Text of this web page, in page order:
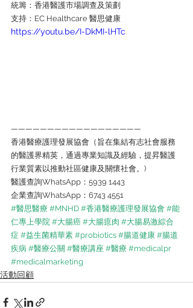
統籌：香港醫護市場調查及策劃
支持：EC Healthcare 醫思健康
https://youtu.be/I-DkMI-lHTc
——————————————————
香港醫療護理發展協會（旨在集結有志社會服務
的醫護界精英，通過專業知識及經驗，提昇醫護
行業質素以推動社區健康及關懷社會。)
醫護查詢WhatsApp：5939 1443
企業查詢WhatsApp：6743 4551
#醫思醫療 #MNHD #香港醫療護理發展協會 #能
仁專上學院 #大腸癌 #大腸瘜肉 #大腸易激綜合
症 #益生菌精華素 #probiotics #腸道健康 #腸道
疾病 #醫療公關 #醫療講座 #醫療 #medicalpr
#medicalmarketing
活動回顧